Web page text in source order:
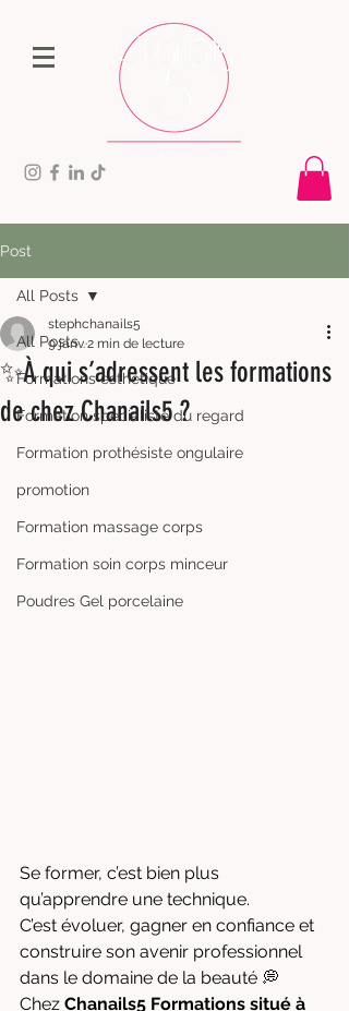
Post
All Posts
Formations esthétique
Formation spécialiste du regard
Formation prothésiste ongulaire
promotion
Formation massage corps
Formation soin corps minceur
Poudres Gel porcelaine
All Posts
✨À qui s’adressent les formations
de chez Chanails5 ?
stephchanails5
9 janv. 2 min de lecture
Se former, c’est bien plus
qu’apprendre une technique.
C’est évoluer, gagner en confiance et
construire son avenir professionnel
dans le domaine de la beauté 💭
Chez Chanails5 Formations situé à